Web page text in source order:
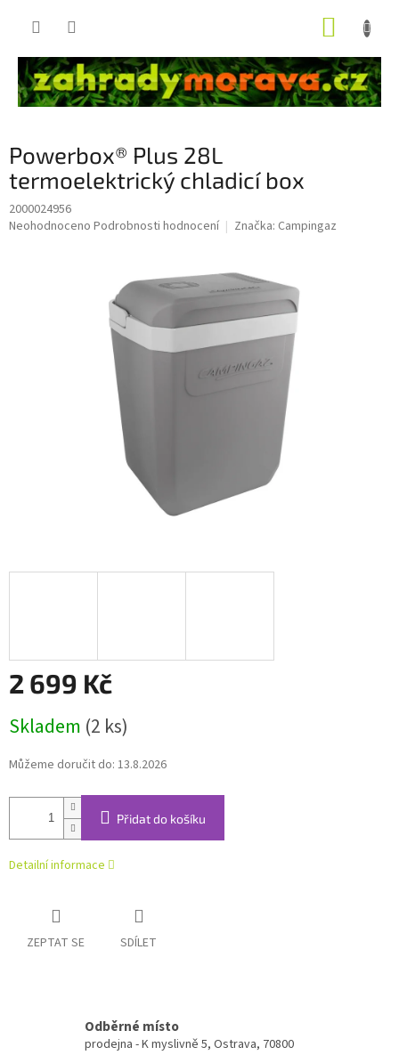
Powerbox® Plus 28L
termoelektrický chladicí box
2000024956
Průměrné
Neohodnoceno Podrobnosti hodnocení Značka: Campingaz
2 699 Kč
cena:
Skladem (2 ks)
Můžeme doručit do: 13.8.2026
Přidat do košíku
Detailní informace
ZEPTAT SE SDÍLET
Odběrné místo
prodejna - K myslivně 5, Ostrava, 70800